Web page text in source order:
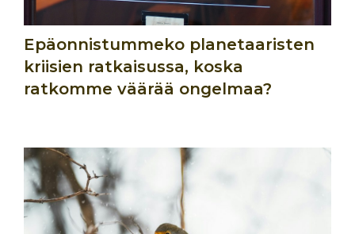
Epäonnistummeko planetaaristen
kriisien ratkaisussa, koska
ratkomme väärää ongelmaa?